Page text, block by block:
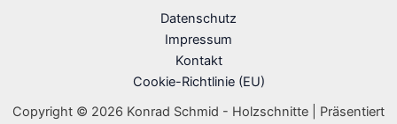
Datenschutz
Impressum
Kontakt
Cookie-Richtlinie (EU)
Copyright © 2026 Konrad Schmid - Holzschnitte | Präsentiert